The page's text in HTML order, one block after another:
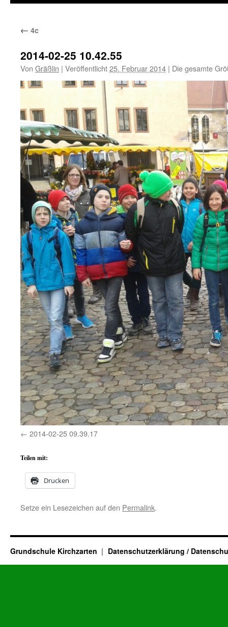
← 4c
2014-02-25 10.42.55
Von Gräßlin | Veröffentlicht25. Februar 2014 | Die gesamte
2014-02-25 09.39.17
Teilen mit:
Drucken
Setze ein Lesezeichen auf den Permalink.
Grundschule Kirchzarten Datenschutzerklärung /